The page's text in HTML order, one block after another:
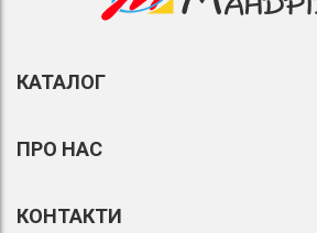
КАТАЛОГ
ПРО НАС
КОНТАКТИ